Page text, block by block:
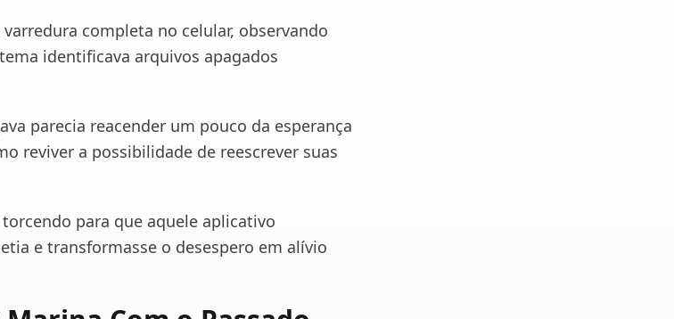
completa no celular, observando
identificava arquivos apagados
parecia reacender um pouco da esperança
reviver a possibilidade de reescrever suas
para que aquele aplicativo
e transformasse o desespero em alívio